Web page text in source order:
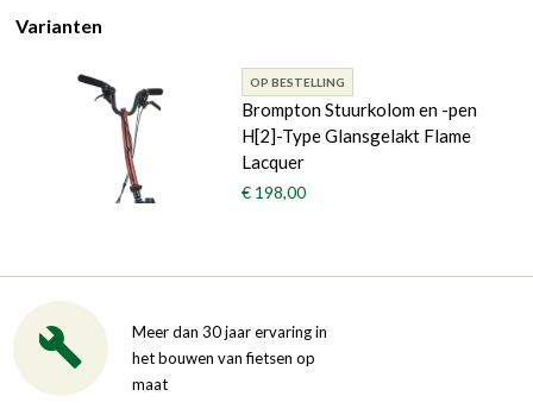
Varianten
OP BESTELLING
Brompton Stuurkolom en -pen
H[2]-Type Glansgelakt Flame
Lacquer
€ 198,00
Meer dan 30 jaar ervaring in
het bouwen van fietsen op
maat